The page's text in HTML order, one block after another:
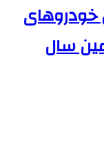
سال